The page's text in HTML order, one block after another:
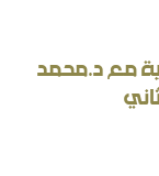
الإيرانية
مع د.محمد